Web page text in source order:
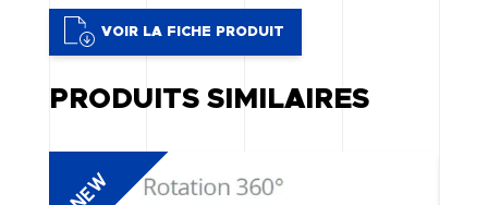
VOIR LA FICHE PRODUIT
PRODUITS SIMILAIRES
NEW